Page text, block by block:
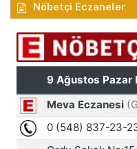
Nöbetçi Eczaneler